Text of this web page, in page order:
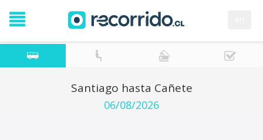
Santiago hasta Cañete
06/08/2026